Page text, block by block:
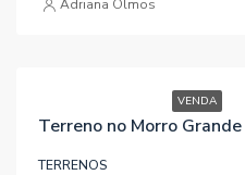
Adriana Olmos
VENDA
TERRENOS